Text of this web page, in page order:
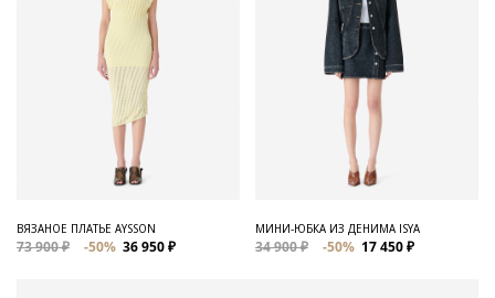
ВЯЗАНОЕ ПЛАТЬЕ AYSSON
73 900 ₽ -50% 36 950 ₽
МИНИ-ЮБКА ИЗ ДЕНИМА ISYA
34 900 ₽ -50% 17 450 ₽